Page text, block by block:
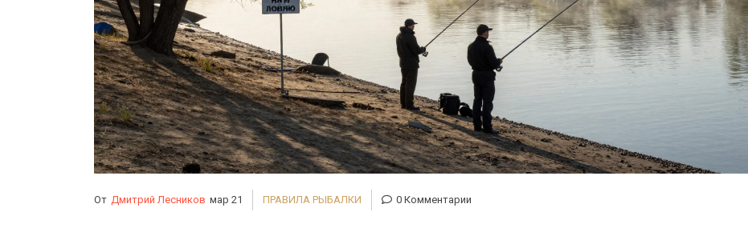
От Дмитрий Лесников мар 21 ПРАВИЛА РЫБАЛКИ 0 Комментарии